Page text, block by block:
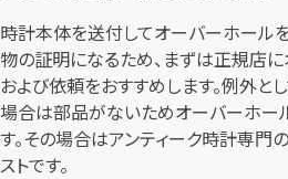
時計本体を送付してオーバーホール
物の証明になるため、まずは正規店
および依頼をおすすめします。例外と
場合は部品がないためオーバーホー
す。その場合はアンティーク時計専
ストです。